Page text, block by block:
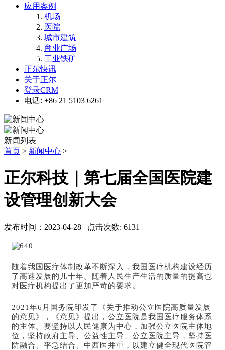
应用案例
机场
医院
城市建筑
商业广场
工业铁矿
正尔快讯
关于正尔
登录CRM
电话: +86 21 5103 6261
新闻列表
首页 > 新闻中心 >
正尔科技｜第七届全国医院建
设管理创新大会
发布时间：2023-04-28 点击次数: 6131
随着我国医疗体制改革不断深 入，我国医疗机构建设经历
了高速发展的几十年。随着人民生产生活的质量的提高也
对医疗机构提出了更加严苛的要求。
2021年6月国务院印发了《关于推动公立医院高质量发展
的意见》，《意见》提出，公立医院是我国医疗服务体系
的主体。要坚持以人民健康为中心，加强公立医院主体地
位，坚持政府主导、公益性主导、公立医院主导，坚持医
防融合、平急结合、中西医并重，以建立健全现代医院管